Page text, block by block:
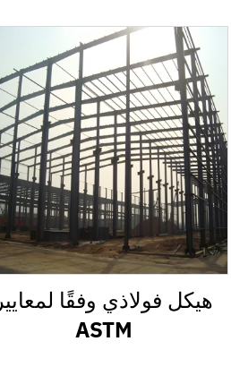
هيكل فولاذي وفقًا لمعايير
ASTM